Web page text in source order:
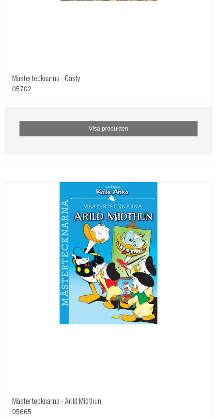
Mästertecknarna - Casty
05702
Visa produkten
Mästertecknarna - Arild Midthun
05665